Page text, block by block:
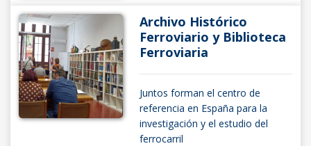
Archivo Histórico
Ferroviario y Biblioteca
Ferroviaria
Juntos forman el centro de
referencia en España para la
investigación y el estudio del
ferrocarril